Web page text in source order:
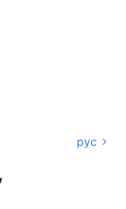
рус